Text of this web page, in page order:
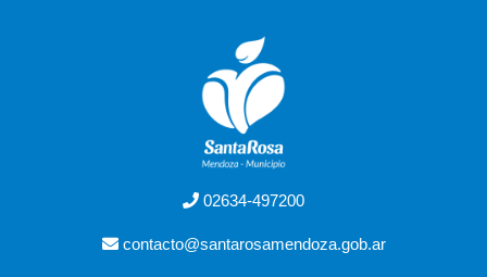
02634-497200
contacto@santarosamendoza.gob.ar